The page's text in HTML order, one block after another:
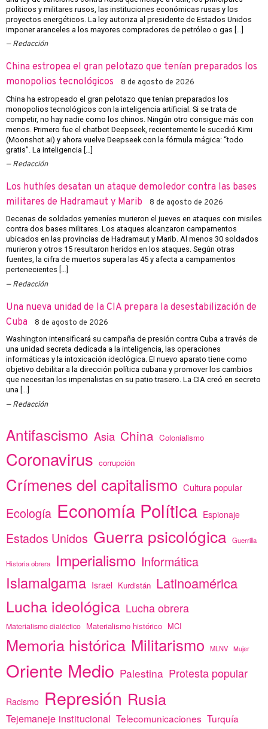
políticos y militares rusos, las instituciones económicas rusas y los
proyectos energéticos. La ley autoriza al presidente de Estados Unidos
imponer aranceles a los mayores compradores de petróleo o gas […]
Redacción
China estropea el gran pelotazo que tenían preparados los
monopolios tecnológicos
8 de agosto de 2026
China ha estropeado el gran pelotazo que tenían preparados los
monopolios tecnológicos con la inteligencia artificial. Si se trata de
competir, no hay nadie como los chinos. Ningún otro consigue más con
menos. Primero fue el chatbot Deepseek, recientemente le sucedió Kimi
(Moonshot.ai) y ahora vuelve Deepseek con la fórmula mágica: “todo
gratis”. La inteligencia […]
Redacción
Los huthíes desatan un ataque demoledor contra las bases
militares de Hadramaut y Marib
8 de agosto de 2026
Decenas de soldados yemeníes murieron el jueves en ataques con misiles
contra dos bases militares. Los ataques alcanzaron campamentos
ubicados en las provincias de Hadramaut y Marib. Al menos 30 soldados
murieron y otros 15 resultaron heridos en los ataques. Según otras
fuentes, la cifra de muertos supera las 45 y afecta a campamentos
pertenecientes […]
Redacción
Una nueva unidad de la CIA prepara la desestabilización de
Cuba
8 de agosto de 2026
Washington intensificará su campaña de presión contra Cuba a través de
una unidad secreta dedicada a la inteligencia, las operaciones
informáticas y la intoxicación ideológica. El nuevo aparato tiene como
objetivo debilitar a la dirección política cubana y promover los cambios
que necesitan los imperialistas en su patio trasero. La CIA creó en secreto
una […]
Redacción
Antifascismo Asia China Colonialismo
Coronavirus corrupción
Crímenes del capitalismo Cultura popular
Ecología Economía Política Espionaje
Estados Unidos Guerra psicológica Guerrilla
Historia obrera Imperialismo Informática
Islamalgama Israel Kurdistán Latinoamérica
Lucha ideológica Lucha obrera
Materialismo dialéctico Materialismo histórico MCI
Memoria histórica Militarismo MLNV Mujer
Oriente Medio Palestina Protesta popular
Racismo Represión Rusia
Tejemaneje institucional Telecomunicaciones Turquía